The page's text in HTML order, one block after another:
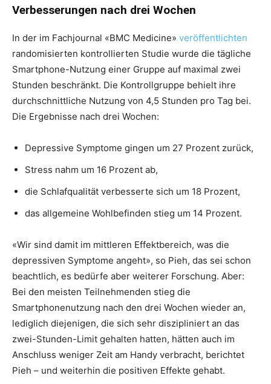
Verbesserungen nach drei Wochen
In der im Fachjournal «BMC Medicine» veröffentlichten
randomisierten kontrollierten Studie wurde die tägliche
Smartphone-Nutzung einer Gruppe auf maximal zwei
Stunden beschränkt. Die Kontrollgruppe behielt ihre
durchschnittliche Nutzung von 4,5 Stunden pro Tag bei.
Die Ergebnisse nach drei Wochen:
Depressive Symptome gingen um 27 Prozent zurück,
Stress nahm um 16 Prozent ab,
die Schlafqualität verbesserte sich um 18 Prozent,
das allgemeine Wohlbefinden stieg um 14 Prozent.
«Wir sind damit im mittleren Effektbereich, was die
depressiven Symptome angeht», so Pieh, das sei schon
beachtlich, es bedürfe aber weiterer Forschung. Aber:
Bei den meisten Teilnehmenden stieg die
Smartphonenutzung nach den drei Wochen wieder an,
lediglich diejenigen, die sich sehr diszipliniert an das
zwei-Stunden-Limit gehalten hatten, hätten auch im
Anschluss weniger Zeit am Handy verbracht, berichtet
Pieh – und weiterhin die positiven Effekte gehabt.